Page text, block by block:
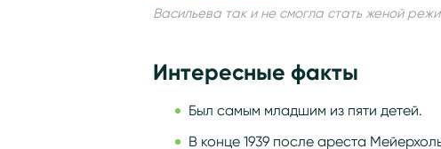
Васильева так и не смогла стать женой
Интересные факты
Был самым младшим из пяти детей.
В конце 1939 после ареста